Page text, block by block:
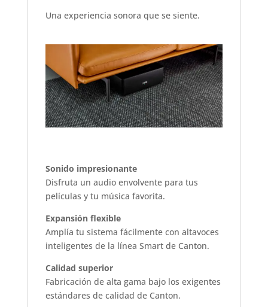
Una experiencia sonora que se siente.
Sonido impresionante
Disfruta un audio envolvente para tus
películas y tu música favorita.
Expansión flexible
Amplía tu sistema fácilmente con altavoces
inteligentes de la línea Smart de Canton.
Calidad superior
Fabricación de alta gama bajo los exigentes
estándares de calidad de Canton.